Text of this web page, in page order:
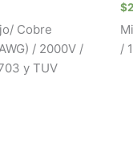
Cobre
/ 2000V /
y TUV
$
/